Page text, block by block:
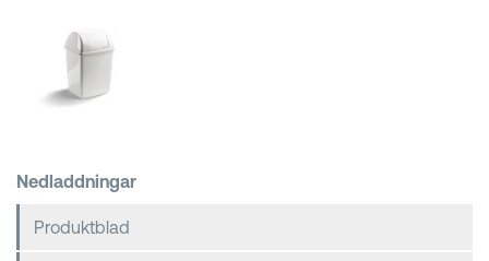
Nedladdningar
Produktblad